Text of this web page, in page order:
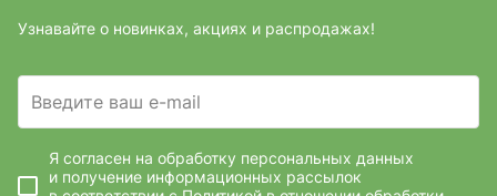
Узнавайте о новинках, акциях и распродажах!
Введите ваш e-mail
Я согласен на обработку персональных данных
и получение информационных рассылок